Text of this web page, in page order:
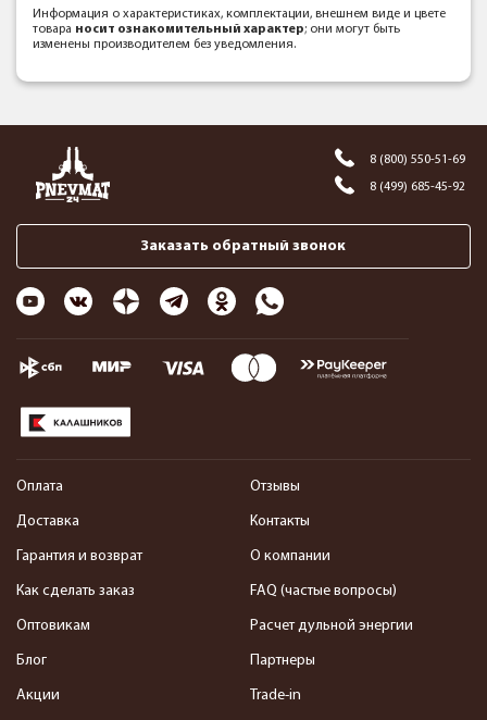
Информация о характеристиках, комплектации, внешнем виде и цвете
товара носит ознакомительный характер; они могут быть
изменены производителем без уведомления.
8 (800) 550-51-69
8 (499) 685-45-92
Заказать обратный звонок
Оплата
Доставка
Гарантия и возврат
Как сделать заказ
Оптовикам
Блог
Акции
Отзывы
Контакты
О компании
FAQ (частые вопросы)
Расчет дульной энергии
Партнеры
Trade-in